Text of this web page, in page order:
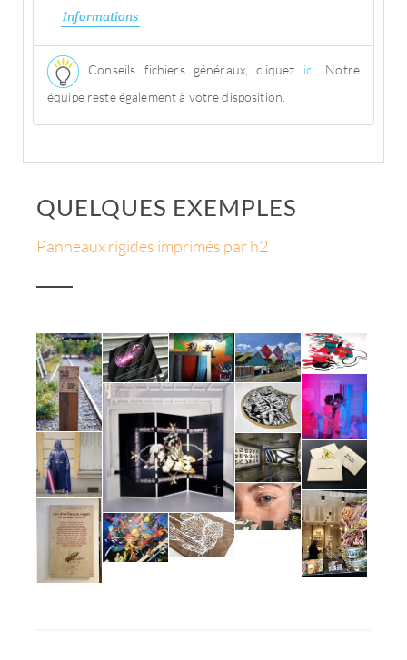
Informations
Conseils fichiers généraux, cliquez ici . Notre
équipe reste également à votre disposition.
QUELQUES EXEMPLES
Panneaux rigides imprimés par h2